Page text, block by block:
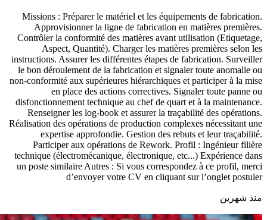
وظائف أخرى
Opérateur Machine
Missions : Préparer le matériel et les équipements de fabrication.
Approvisionner la ligne de fabrication en matières premières.
Aspect, Quantité). Charger les matières premières selon les